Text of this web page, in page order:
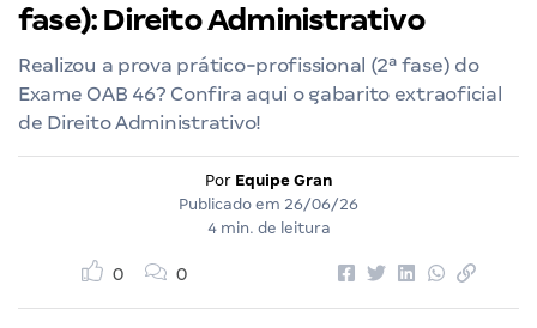
fase): Direito Administrativo
Realizou a prova prático-profissional (2ª fase) do
Exame OAB 46? Confira aqui o gabarito extraoficial
de Direito Administrativo!
Por Equipe Gran
Publicado em 26/06/26
4 min. de leitura
0 0